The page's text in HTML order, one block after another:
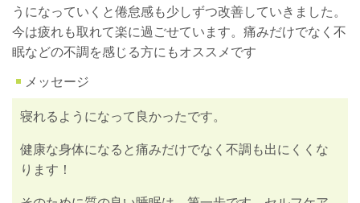
うになっていくと倦怠感も少しずつ改善していきました。
今は疲れも取れて楽に過ごせています。 痛みだけでなく不
眠などの不調を感じる方にもオススメです
メッセージ
寝れるようになって良かったです。
健康な身体になると痛みだけでなく不調も出にくくな
ります！